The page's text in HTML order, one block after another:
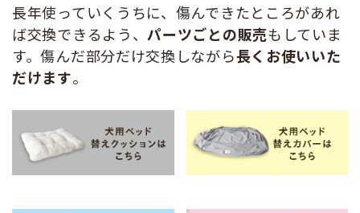
長年使っていくうちに、傷んできたところがあれ
ば交換できるよう、パーツごとの販売もしていま
す。傷んだ部分だけ交換しながら長くお使いいた
だけます。